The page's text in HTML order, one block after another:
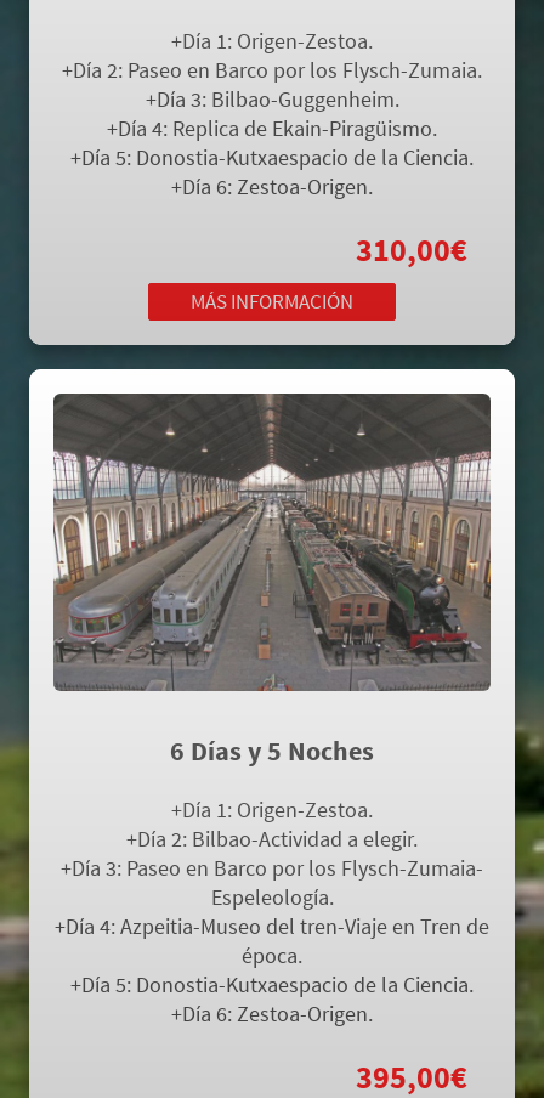
+Día 1: Origen-Zestoa.
+Día 2: Paseo en Barco por los Flysch-Zumaia.
+Día 3: Bilbao-Guggenheim.
+Día 4: Replica de Ekain-Piragüismo.
+Día 5: Donostia-Kutxaespacio de la Ciencia.
+Día 6: Zestoa-Origen.
310,00€
MÁS INFORMACIÓN
6 Días y 5 Noches
+Día 1: Origen-Zestoa.
+Día 2: Bilbao-Actividad a elegir.
+Día 3: Paseo en Barco por los Flysch-Zumaia-
Espeleología.
+Día 4: Azpeitia-Museo del tren-Viaje en Tren de
época.
+Día 5: Donostia-Kutxaespacio de la Ciencia.
+Día 6: Zestoa-Origen.
395,00€